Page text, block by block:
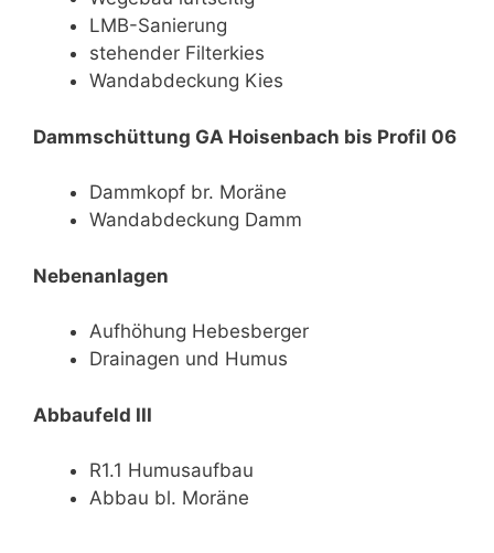
LMB-Sanierung
stehender Filterkies
Wandabdeckung Kies
Dammschüttung GA Hoisenbach bis Profil 06
Dammkopf br. Moräne
Wandabdeckung Damm
Nebenanlagen
Aufhöhung Hebesberger
Drainagen und Humus
Abbaufeld III
R1.1 Humusaufbau
Abbau bl. Moräne